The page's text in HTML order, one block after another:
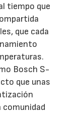
tiempo que
que cada
Bosch S-
que unas
comunidad